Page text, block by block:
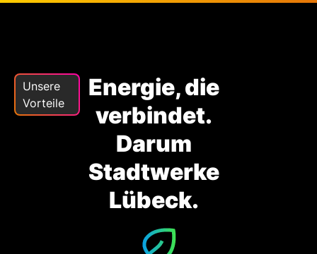
Unsere
Vorteile
Energie, die
verbindet.
Darum
Stadtwerke
Lübeck.